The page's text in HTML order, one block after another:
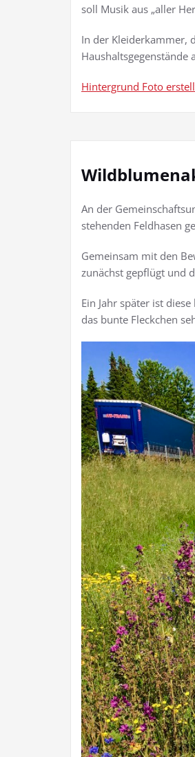
soll Musik aus „aller
In der Kleiderkammer,
Haushaltsgegenstände
Hintergrund Foto
An der
stehenden Feldhasen
Gemeinsam mit den
zunächst gepflügt und
Ein Jahr später ist
das bunte Fleckchen